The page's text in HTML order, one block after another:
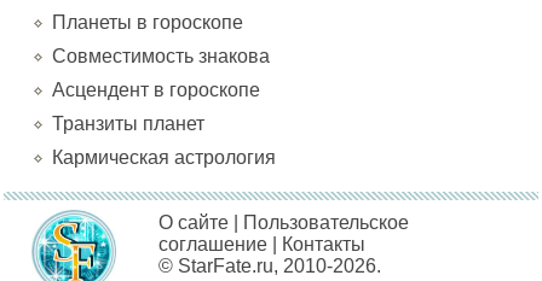
Планеты в гороскопе
Совместимость знакова
Асцендент в гороскопе
Транзиты планет
Кармическая астрология
О сайте
Пользовательское
соглашение
Контакты
© StarFate.ru, 2010-2026.